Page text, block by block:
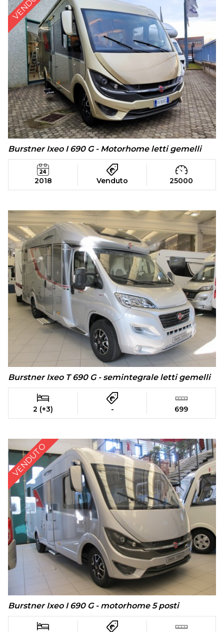
Burstner Ixeo I 690 G - Motorhome letti gemelli
2018 Venduto 25000
Burstner Ixeo T 690 G - semintegrale letti gemelli
2 (+3) - 699
VENDUTO
Burstner Ixeo I 690 G - motorhome 5 posti